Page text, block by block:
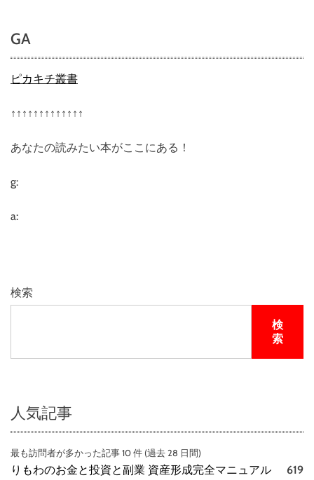
ピ
7
GA
ピカキチ叢書
↑↑↑↑↑↑↑↑↑↑↑↑↑
あなたの読みたい本がここにある！
g:
a:
検索
検
索
人気記事
最も訪問者が多かった記事 10 件 (過去 28 日間)
りもわのお金と投資と副業 資産形成完全マニュアル
619